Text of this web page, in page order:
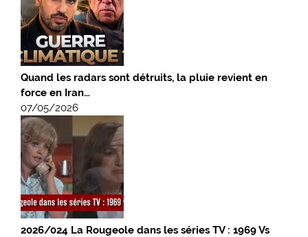
Quand les radars sont détruits, la pluie revient en
force en Iran…
07/05/2026
2026/024 La Rougeole dans les séries TV : 1969 Vs